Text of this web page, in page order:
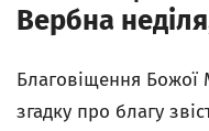
Вербна
Благовіщення Божої
згадку про благу